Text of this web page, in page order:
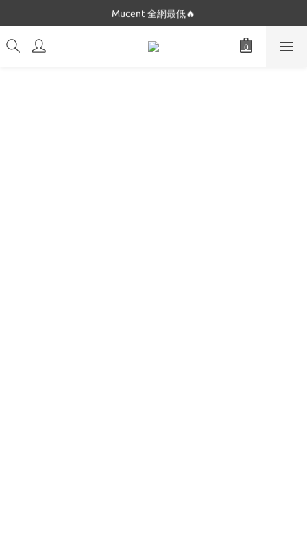
Dickies 最低$280起🔥
Mucent 全網最低🔥
Dickies 最低$280起🔥